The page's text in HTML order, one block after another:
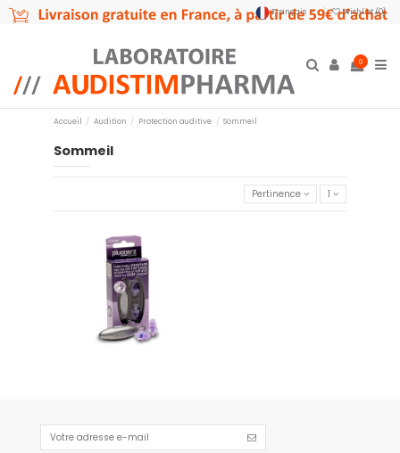
Français Wishlist (0)
0
Accueil Audition Protection auditive Sommeil
Sommeil
Pertinence 1
Protection auditive sommeil
14,95 €
Ajouter au panier